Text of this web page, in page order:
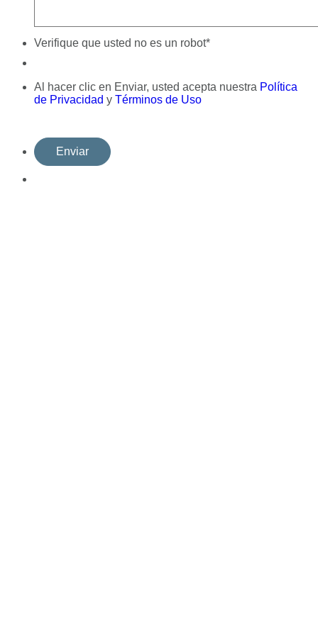
Verifique que usted no es un robot*
Al hacer clic en Enviar, usted acepta nuestra Política
de Privacidad y Términos de Uso
Enviar